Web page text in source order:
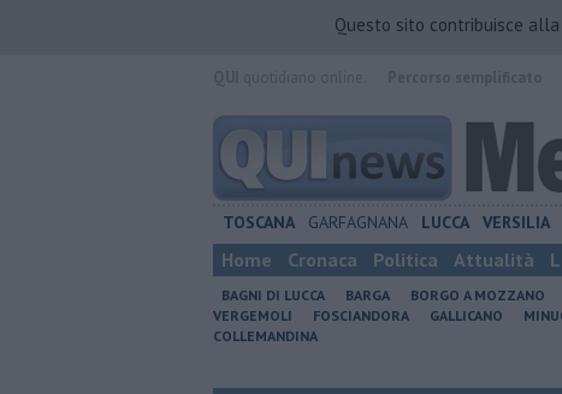
Questo sito contribuisce alla
TOSCANA GARFAGNANA LUCCA VERSILIA
Home Cronaca Politica Attualità
BAGNI DI LUCCA BARGA BORGO A MOZZANO
VERGEMOLI
FOSCIANDORA GALLICANO
COLLEMANDINA